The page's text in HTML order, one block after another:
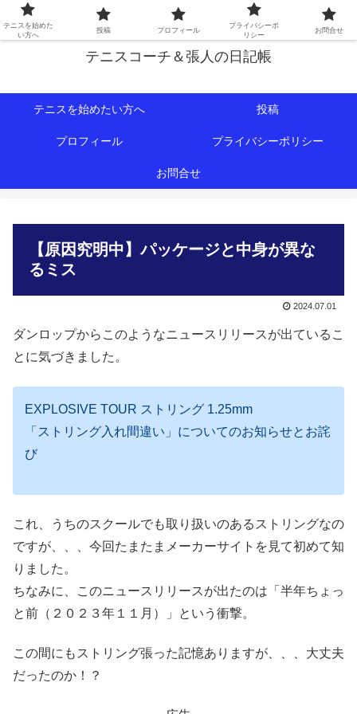
初心者∼中級者向けの情報を中心にテニスライフをサポート！
テニスコーチ＆張人の日記帳
テニスを始めたい方へ 投稿
プロフィール プライバシーポリシー
お問合せ
【原因究明中】パッケージと中身が異な
るミス
2024.07.01
ダンロップからこのようなニュースリリースが出ているこ
とに気づきました。
EXPLOSIVE TOUR ストリング 1.25mm
「ストリング入れ間違い」についてのお知らせとお詫
び
これ、うちのスクールでも取り扱いのあるストリングなの
ですが、、、今回たまたまメーカーサイトを見て初めて知
りました。
ちなみに、このニュースリリースが出たのは「半年ちょっ
と前（２０２３年１１月）」という衝撃。
この間にもストリング張った記憶ありますが、、、大丈夫
だったのか！？
テニスを始めた
い方へ
投稿 プロフィール
プライバシーポ
リシー
お問合せ